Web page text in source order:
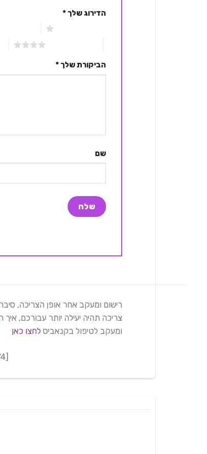
הדירוג שלך*
הביקורת שלך*
שם
רישום ומעקב אחר אופן הצריכה,
צריכה תהיה יעילה יותר עבורכם,
ומעקב לטיפול בקנאביס לחצו כאן
[adrotate group="4"]